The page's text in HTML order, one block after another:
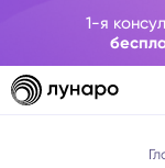
1-я